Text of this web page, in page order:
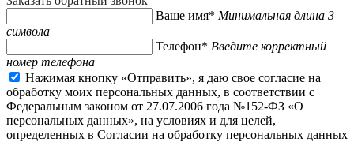
Ваше имя* Минимальная длина 3
символа
Телефон* Введите корректный
номер телефона
Нажимая кнопку «Отправить», я даю свое согласие на
обработку моих персональных данных, в соответствии с
Федеральным законом от 27.07.2006 года №152-ФЗ «О
персональных данных», на условиях и для целей,
определенных в Согласии на обработку персональных данных